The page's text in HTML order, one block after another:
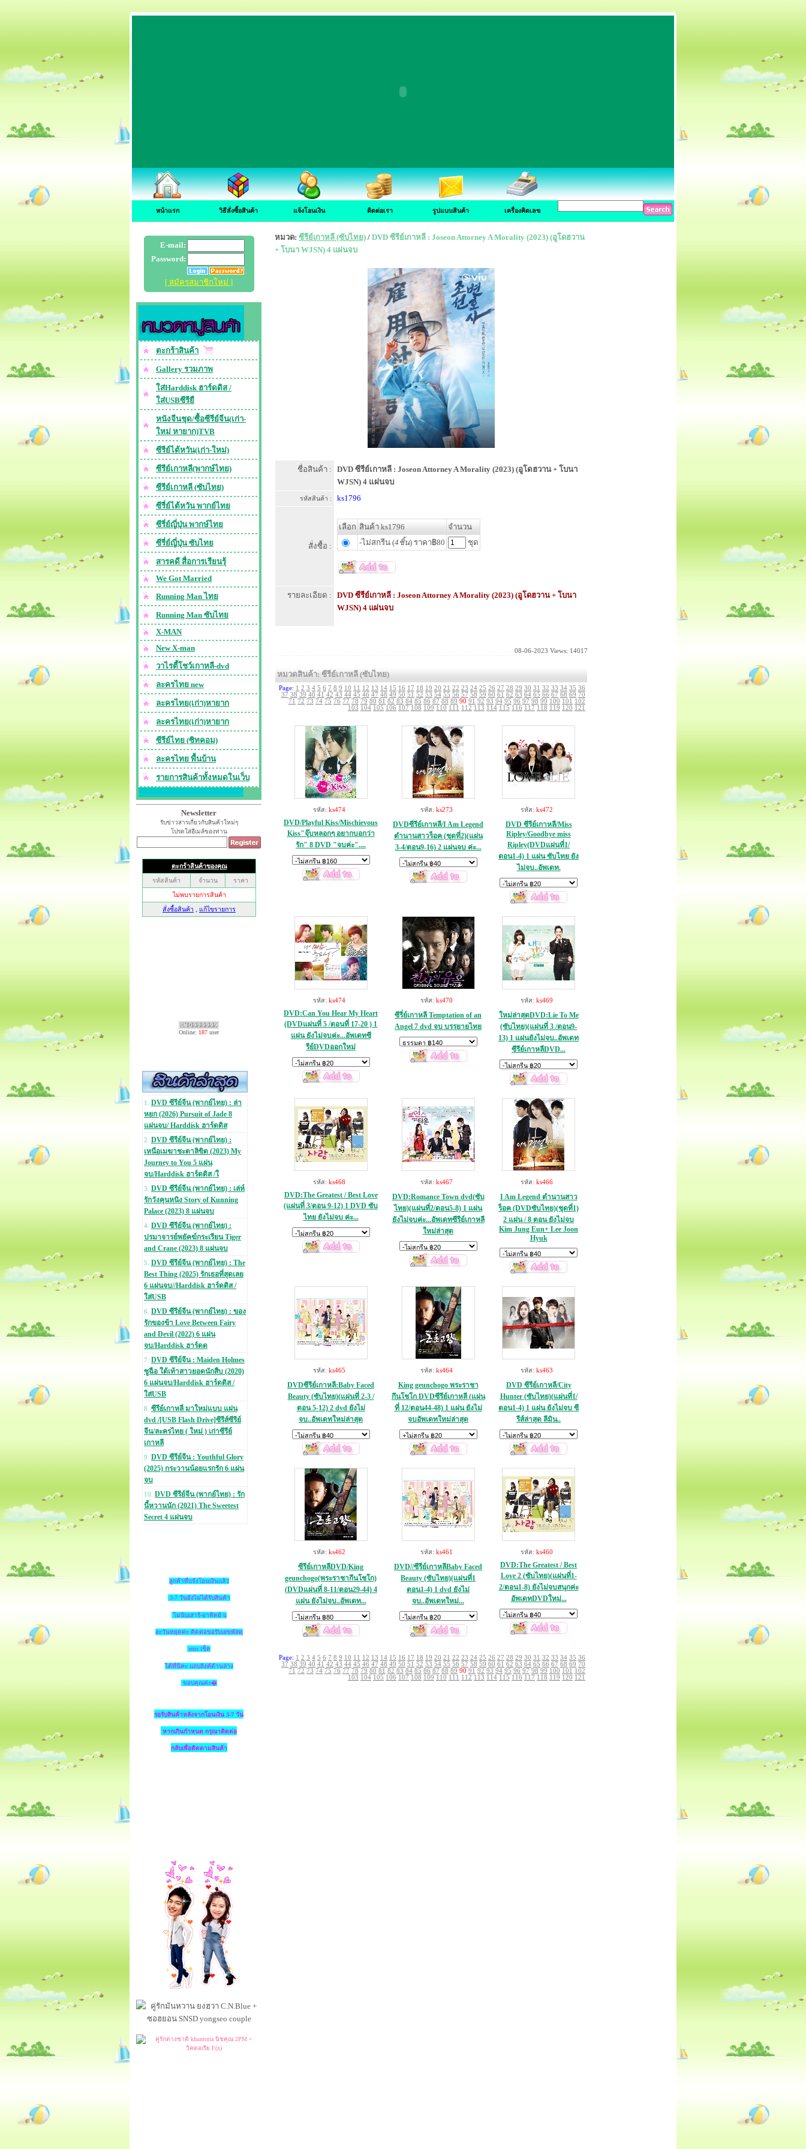
หน้าแรก วิธีสั่งซื้อสินค้า แจ้งโอนเงิน ติดต่อเรา รูปแบบสินค้า เครื่องคิดเลข
E-mail:
Password:
[ สมัครสมาชิกใหม่ ]
ตะกร้าสินค้า
Gallery รวมภาพ
ใส่Harddisk ฮาร์ดดิส /
ใส่USBซีรียื
หนังจีนชุด/ซื้อซีรีย์จีน(เก่า-
ใหม่ หายาก)TVB
ซีรีย์ไต้หวัน(เก่า-ใหม่)
ซีรีย์เกาหลี(พากษ์ไทย)
ซีรีย์เกาหลี (ซับไทย)
ซีรี่ย์ไต้หวัน พากย์ไทย
ซีรี่ย์ญี่ปุ่น พากษ์ไทย
ซีรี่ย์ญี่ปุ่น ซับไทย
สารคดี สื่อการเรียนรุ้
We Got Married
Running Man ไทย
Running Man ซับไทย
X-MAN
New X-man
วาไรตี้โชว์เกาหลี-dvd
ละครไทย new
ละครไทย(เก่า)หายาก
ละครไทย(เก่า)หายาก
ซีรีย์ไทย (ซิทคอม)
ละครไทย พื้นบ้าน
รายการสินค้าทั้งหมดในเว็บ
Newsletter
รับข่าวสารเกี่ยวกับสินค้าใหม่ๆ
โปรดใส่อีเมล์ของท่าน
Online: 187 user
1. DVD ซีรีย์จีน (พากย์ไทย) : ล่า
หยก (2026) Pursuit of Jade 8
แผ่นจบ/ Harddisk ฮาร์ดดิส
2. DVD ซีรีย์จีน (พากย์ไทย) :
เหนือเมฆาชะตาลิขิต (2023) My
Journey to You 5 แผ่น
จบ/Harddisk ฮาร์ดดิส /ใ
3. DVD ซีรีย์จีน (พากย์ไทย) : เล่ห์
รักวังคุนหนิง Story of Kunning
Palace (2023) 8 แผ่นจบ
4. DVD ซีรีย์จีน (พากย์ไทย) :
ปรมาจารย์พยัคฆ์กระเรียน Tiger
and Crane (2023) 8 แผ่นจบ
5. DVD ซีรีย์จีน (พากย์ไทย) : The
Best Thing (2025) รักเธอที่สุดเลย
6 แผ่นจบ//Harddisk ฮาร์ดดิส /
ใส่USB
6. DVD ซีรีย์จีน (พากย์ไทย) : ของ
รักของข้า Love Between Fairy
and Devil (2022) 6 แผ่น
จบ/Harddisk ฮาร์ดด
7. DVD ซีรีย์จีน : Maiden Holmes
ซูฉือ ใต้เท้าสาวยอดนักสืบ (2020)
6 แผ่นจบ/Harddisk ฮาร์ดดิส /
ใส่USB
8. ซีรีย์เกาหลี มาใหม่แบบ แผ่น
dvd /[USB Flash Drive]ซีรีส์ซีรีย์
จีน/ละครไทย ( ใหม่ ) เก่าซีรีย์
เกาหลี
9. DVD ซีรีย์จีน : Youthful Glory
(2025) กระวานน้อยแรกรัก 6 แผ่น
จบ
10. DVD ซีรีย์จีน (พากย์ไทย) : รัก
นี้หวานนัก (2021) The Sweetest
Secret 4 แผ่นจบ
ลูกค้าที่แจ้งโอนเงินแล้ว
3-7 วันยังไม่ได้รับสินค้า
ไม่นับเสาร์-อาทิตย์ แ
ละวันหยุดค่ะ ติดต่อขอรับเลขพัสดุ
ems เช็ค
ได้ที่นี่ค่ะ แถบลิงค์ด้านล่าง
ขอบคุณค่ะ�
รอรับสินค้าหลังจากโอนเงิน 3-7 วัน
หากเกินกำหนด กรุณาติดต่อ
กลับเพื่อติดตามสินค้า
หมวด: ซีรีย์เกาหลี (ซับไทย) / DVD ซีรีย์เกาหลี : Joseon Attorney A Morality (2023) (อูโดฮวาน
+ โบนา WJSN) 4 แผ่นจบ
ชื่อสินค้า :
DVD ซีรีย์เกาหลี : Joseon Attorney A Morality (2023) (อูโดฮวาน + โบนา
WJSN) 4 แผ่นจบ
รหัสสินค้า : ks1796
สั่งซื้อ :
เลือก สินค้า ks1796
จำนวน
-ไม่สกรีน (4ชิ้น) ราคา฿80 ชุด
รายละเอียด :
DVD ซีรีย์เกาหลี : Joseon Attorney A Morality (2023) (อูโดฮวาน + โบนา
WJSN) 4 แผ่นจบ
08-06-2023 Views: 14017
หมวดสินค้า: ซีรีย์เกาหลี (ซับไทย)
Page: 1 2 3 4 5 6 7 8 9 10 11 12 13 14 15 16 17 18 19 20 21 22 23 24 25 26 27 28 29 30 31 32 33 34 35 36
37 38 39 40 41 42 43 44 45 46 47 48 49 50 51 52 53 54 55 56 57 58 59 60 61 62 63 64 65 66 67 68 69 70
71 72 73 74 75 76 77 78 79 80 81 82 83 84 85 86 87 88 89 90 91 92 93 94 95 96 97 98 99 100 101
102
103 104 105 106 107 108 109 110 111 112 113 114 115 116 117 118 119 120 121
รหัส: ks474
DVD/Playful Kiss/Mischievous
Kiss"จุ๊บหลอกๆ อยากบอกว่า
รัก" 8 DVD "จบค่ะ"....
รหัส: ks273
DVDซีรีย์เกาหลี/I Am Legend
ตำนานสาวร็อค (ชุดที่2)(แผ่น
3-4/ตอน9-16) 2 แผ่นจบ ค่ะ...
รหัส: ks472
DVD ซีรีย์เกาหลี/Miss
Ripley/Goodbye miss
Ripley(DVDแผ่นที่1/
ตอน1-4) 1 แผ่น ซับไทย ยัง
ไม่จบ..อัพเดท.
รหัส: ks474
DVD:Can You Hear My Heart
(DVDแผ่นที่ 5 /ตอนที่ 17-20 ) 1
แผ่น ยังไม่จบค่ะ...อัพเดทซี
รีย์DVDออกใหม่
รหัส: ks470
ซีรี่ย์เกาหลี Temptation of an
Angel 7 dvd จบ บรรยายไทย
รหัส: ks469
ใหม่ล่าสุดDVD:Lie To Me
(ซับไทย)(แผ่นที่ 3 /ตอน9-
13) 1 แผ่นยังไม่จบ..อัพเดท
ซีรีย์เกาหลีDVD...
รหัส: ks468
DVD:The Greatest / Best Love
(แผ่นที่ 3/ตอน 9-12) 1 DVD ซับ
ไทย ยังไม่จบ ค่ะ...
รหัส: ks467
DVD:Romance Town dvd(ซับ
ไทย)(แผ่นที่2/ตอน5-8) 1 แผ่น
ยังไม่จบค่ะ...อัพเดทซีรีย์เกาหลี
ใหม่ล่าสุด
รหัส: ks466
I Am Legend ตำนานสาว
ร็อค (DVDซับไทย)(ชุดที่1)
2 แผ่น / 8 ตอน ยังไม่จบ
Kim Jung Eun+ Lee Joon
Hyuk
รหัส: ks465
DVDซีรีย์เกาหลี:Baby Faced
Beauty (ซับไทย)(แผ่นที่ 2-3 /
ตอน 5-12) 2 dvd ยังไม่
จบ..อัพเดทใหม่ล่าสุด
รหัส: ks464
King geunchogo พระราชา
กึนโชโก DVDซีรีย์เกาหลี (แผ่น
ที่ 12/ตอน44-48) 1 แผ่น ยังไม่
จบอัพเดทใหม่ล่าสุด
รหัส: ks463
DVD ซีรีย์เกาหลี/City
Hunter (ซับไทย)(แผ่นที่1/
ตอน1-4) 1 แผ่น ยังไม่จบ ซี
รีส์ล่าสุด ลีมิน..
รหัส: ks462
ซีรีย์เกาหลีDVD/King
geunchogo(พระราชากึนโชโก)
(DVDแผ่นที่ 8-11/ตอน29-44) 4
แผ่น ยังไม่จบ..อัพเดท...
รหัส: ks461
DVD//ซีรีย์เกาหลีBaby Faced
Beauty (ซับไทย)(แผ่นที่1
ตอน1-4) 1 dvd ยังไม่
จบ..อัพเดทใหม่...
รหัส: ks460
DVD:The Greatest / Best
Love 2 (ซับไทย)(แผ่นที่1-
2/ตอน1-8) ยังไม่จบสนุกค่ะ
อัพเดทDVDใหม่...
Page: 1 2 3 4 5 6 7 8 9 10 11 12 13 14 15 16 17 18 19 20 21 22 23 24 25 26 27 28 29 30 31 32 33 34 35 36
37 38 39 40 41 42 43 44 45 46 47 48 49 50 51 52 53 54 55 56 57 58 59 60 61 62 63 64 65 66 67 68 69 70
71 72 73 74 75 76 77 78 79 80 81 82 83 84 85 86 87 88 89 90 91 92 93 94 95 96 97 98 99 100 101
102
103 104 105 106 107 108 109 110 111 112 113 114 115 116 117 118 119 120 121